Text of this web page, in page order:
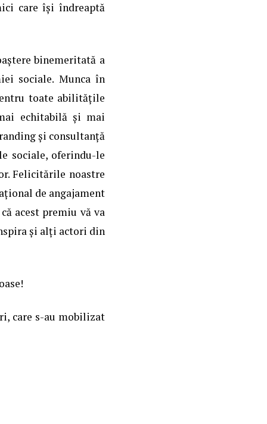
care își îndreaptă
binemeritată a
sociale. Munca în
toate abilitățile
echitabilă și mai
și consultanță
sociale, oferindu-le
Felicitările noastre
de angajament
acest premiu vă va
și alți actori din
care s-au mobilizat